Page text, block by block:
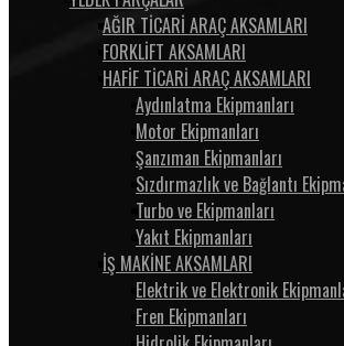
AĞIR TİCARİ ARAÇ AKSAMLARI
FORKLİFT AKSAMLARI
HAFİF TİCARİ ARAÇ AKSAMLARI
Aydınlatma Ekipmanları
Motor Ekipmanları
Şanzıman Ekipmanları
Sızdırmazlık ve Bağlantı
Turbo ve Ekipmanları
Yakıt Ekipmanları
İŞ MAKİNE AKSAMLARI
Elektrik ve Elektronik
Fren Ekipmanları